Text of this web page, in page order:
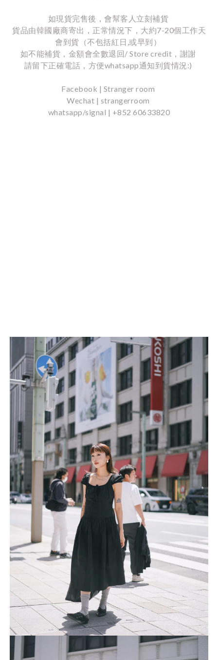
如現貨完售後，會幫客人立刻補貨
貨品由韓國廠商寄出，正常情況下，大約7-20個工作天
會到貨（不包括紅日,或早到）
如不能補貨，金額會全數退回/ Store credit，謝謝
請留下正確電話，方便whatsapp通知到貨情況:)
Facebook | Stranger room
Wechat | strangerroom
whatsapp/signal | +852 60633820